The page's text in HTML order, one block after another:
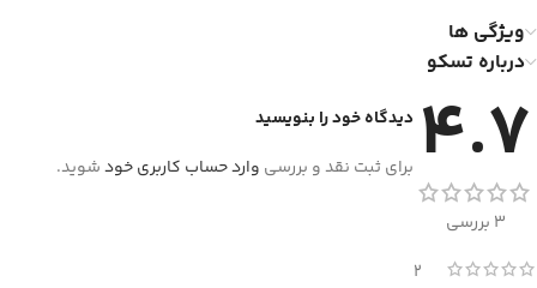
ویژگی ها
درباره تسکو
4.7
3 بررسی
2
دیدگاه خود را بنویسید
برای ثبت نقد و بررسی وارد حساب کاربری خودشوید.